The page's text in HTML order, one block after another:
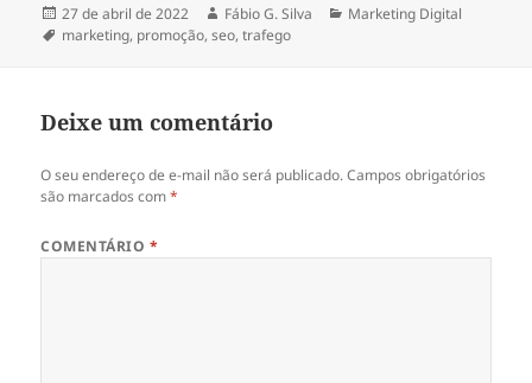
Publicado
em
27 de abril de 2022 Autor
Fábio G. Silva Categorias
Marketing Digital
Tags
marketing, promoção,seo,trafego
Deixe um comentário
O seu endereço de e-mail não será publicado. Campos obrigatórios
são marcados com*
COMENTÁRIO *